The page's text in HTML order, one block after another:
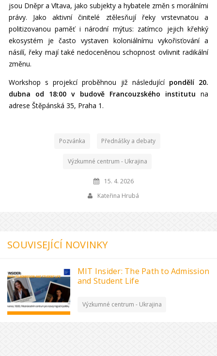
jsou Dněpr a Vltava, jako subjekty a hybatele změn s morálními
právy. Jako aktivní činitelé ztělesňují řeky vrstevnatou a
politizovanou paměť i národní mýtus: zatímco jejich křehký
ekosystém je často vystaven koloniálnímu vykořisťování a
násilí, řeky mají také nedoceněnou schopnost ovlivnit radikální
změnu.
Workshop s projekcí proběhnou již následující pondělí 20.
dubna od 18:00 v budově Francouzského institutu na
adrese Štěpánská 35, Praha 1.
Pozvánka Přednášky a debaty
Výzkumné centrum - Ukrajina
15. 4. 2026
Kateřina Hrubá
SOUVISEJÍCÍ NOVINKY
MIT Insider: The Path to Admission
and Student Life
Výzkumné centrum - Ukrajina